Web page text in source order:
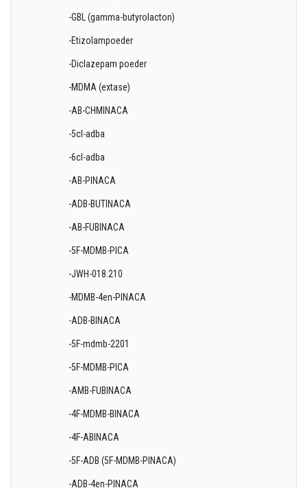
-GBL (gamma-butyrolacton)
-Etizolampoeder
-Diclazepam poeder
-MDMA (extase)
-AB-CHMINACA
-5cl-adba
-6cl-adba
-AB-PINACA
-ADB-BUTINACA
-AB-FUBINACA
-5F-MDMB-PICA
-JWH-018.210
-MDMB-4en-PINACA
-ADB-BINACA
-5F-mdmb-2201
-5F-MDMB-PICA
-AMB-FUBINACA
-4F-MDMB-BINACA
-4F-ABINACA
-5F-ADB (5F-MDMB-PINACA)
-ADB-4en-PINACA